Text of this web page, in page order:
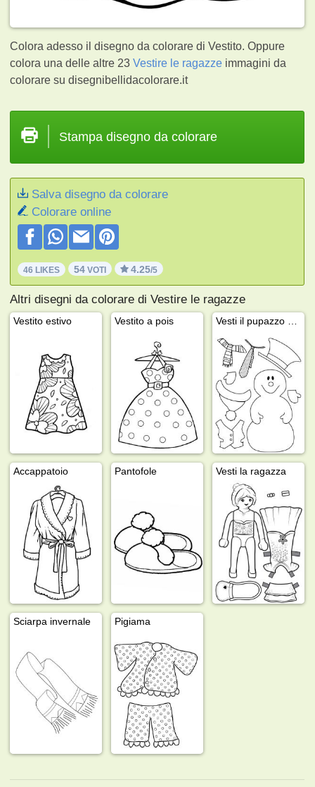
Colora adesso il disegno da colorare di Vestito. Oppure
colora una delle altre 23Vestire le ragazze immagini da
colorare su disegnibellidacolorare.it
Stampa disegno da colorare
Salva disegno da colorare
Colorare online
46 LIKES 54 VOTI 4.25/5
Altri disegni da colorare di Vestire le ragazze
Vestito estivo Vestito a pois
Accappatoio Pantofole Vesti la ragazza
Sciarpa invernale Pigiama